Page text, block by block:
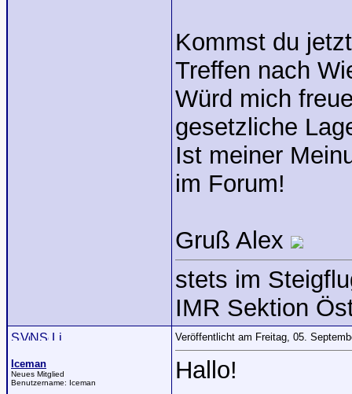
Kommst du
Treffen nach
Würd mich
gesetzliche
Ist meiner
im Forum!
Gruß Alex
stets im
IMR Sektion
Iceman
Neues Mitglied
Benutzername: Iceman
Veröffentlicht am Freitag, 05.
Hallo!